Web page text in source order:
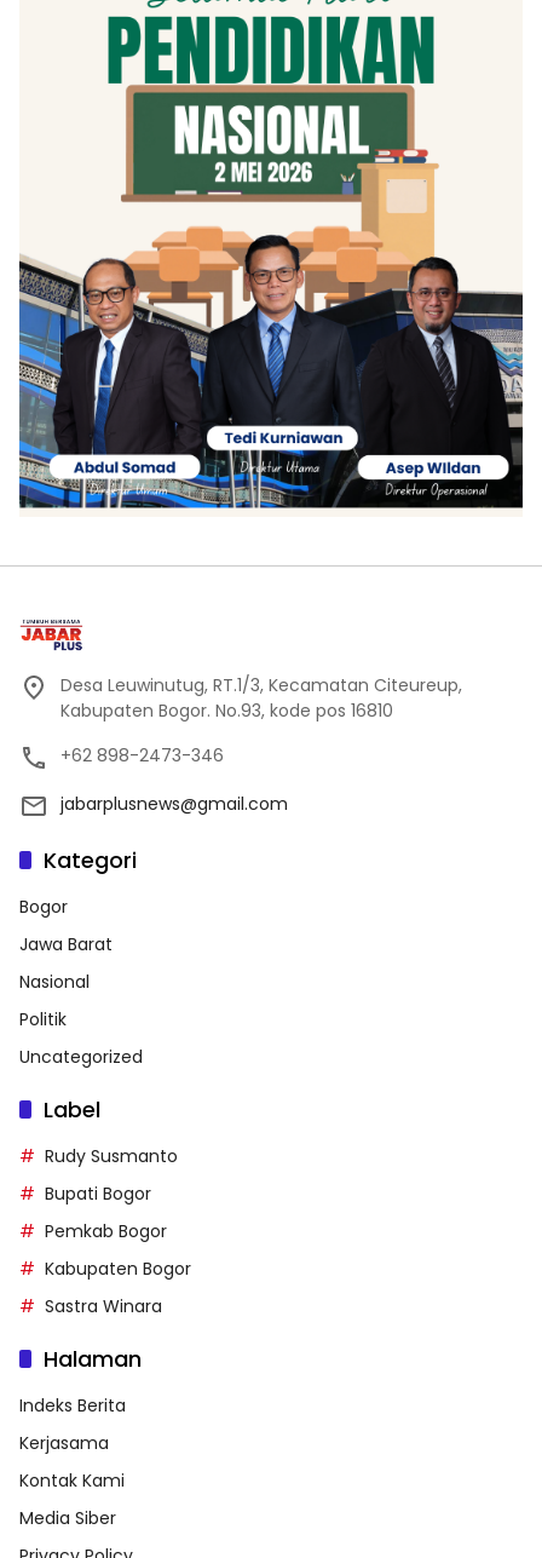
Desa Leuwinutug, RT.1/3, Kecamatan Citeureup,
Kabupaten Bogor. No.93, kode pos 16810
+62 898-2473-346
jabarplusnews@gmail.com
Kategori
Bogor
Jawa Barat
Nasional
Politik
Uncategorized
Label
Rudy Susmanto
Bupati Bogor
Pemkab Bogor
Kabupaten Bogor
Sastra Winara
Halaman
Indeks Berita
Kerjasama
Kontak Kami
Media Siber